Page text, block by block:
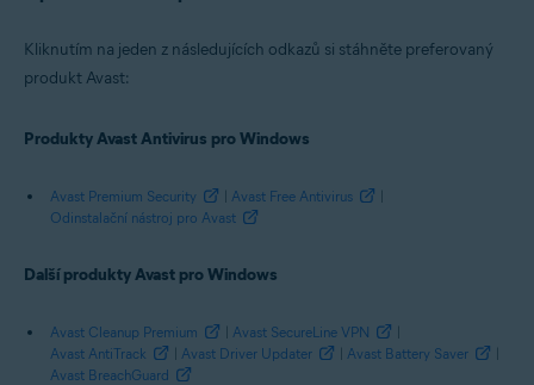
Microsoft Windows 8.1 / Pro / Enterprise – 32/64bitový
Microsoft Windows 7 Home Basic / Home Premium / Professional /
Enterprise / Ultimate – Service Pack 1 s aktualizací Convenient Rollup
Update, 32/64bitový
Kliknutím na jeden z následujících odkazů si stáhněte preferovaný
produkt Avast:
Produkty Avast Antivirus pro Windows
Avast Premium Security Avast Free Antivirus
Odinstalační nástroj pro Avast
Další produkty Avast pro Windows
Avast Cleanup Premium Avast SecureLine VPN
Avast AntiTrack
Avast Driver Updater Avast Battery Saver
Avast BreachGuard